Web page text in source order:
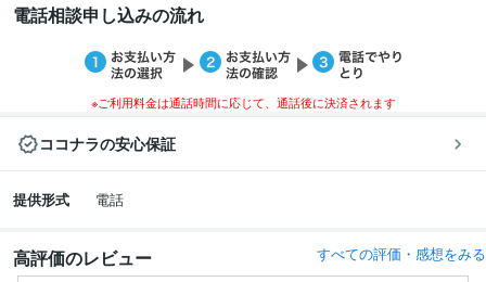
電話相談申し込みの流れ
※ご利用料金は通話時間に応じて、通話後に決済されます
ココナラの安心保証
提供形式 電話
高評価のレビュー すべての評価・感想をみる